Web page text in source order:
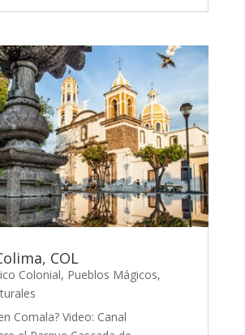
COL
Colonial, Pueblos Mágicos,
Comala? Video: Canal